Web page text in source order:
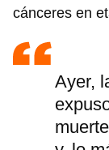
cánceres en
Ayer,